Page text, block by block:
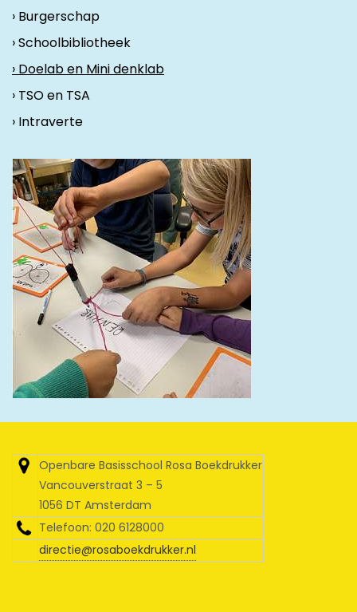
› Burgerschap
› Schoolbibliotheek
› Doelab en Mini denklab
› TSO en TSA
› Intraverte
Openbare Basisschool Rosa Boekdrukker
Vancouverstraat 3 – 5
1056 DT Amsterdam
Telefoon: 020 6128000
directie@rosaboekdrukker.nl